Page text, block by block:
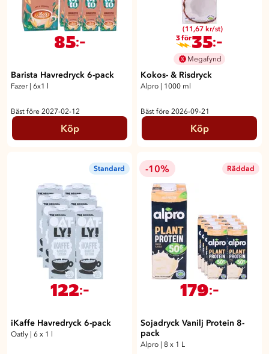
85:-
Barista Havredryck 6-pack
Fazer 6x1 l
Bäst före 2027-02-12
Köp
(11,67 kr/st)
3 för35:-
Megafynd
Kokos- & Risdryck
Alpro 1000 ml
Bäst före 2026-09-21
Köp
Standard
122:-
iKaffe Havredryck 6-pack
Oatly | 6 x 1 l
-10% Räddad
179:-
Sojadryck Vanilj Protein 8-
pack
Alpro | 8 x 1 L